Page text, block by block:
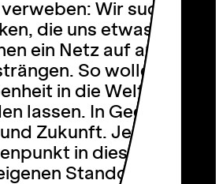
Wir suchen
die uns etwas
ein Netz auf aus
So wollen wir
in die Welt
lassen. In Gegenwart,
Zukunft. Jede*r von
in diesem Netz
Standort aus